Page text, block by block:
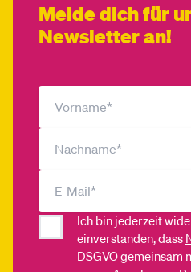
Melde dich für
Newsletter an!
Ich bin jederzeit
einverstanden, dass
DSGVO gemeinsam